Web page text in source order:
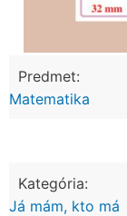
Predmet:
Matematika
Kategória:
Já mám, kto má